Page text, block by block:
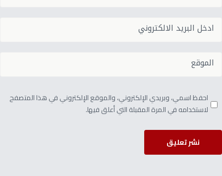
احفظ اسمي، وبريدي الإلكتروني، والموقع الإلكتروني في هذا المتصفح
لاستخدامه في المرة المقبلة التي أعلق فيها.
نشر تعليق